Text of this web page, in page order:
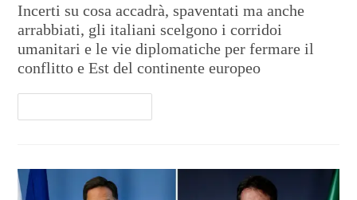
Incerti su cosa accadrà, spaventati ma anche
arrabbiati, gli italiani scelgono i corridoi
umanitari e le vie diplomatiche per fermare il
conflitto e Est del continente europeo